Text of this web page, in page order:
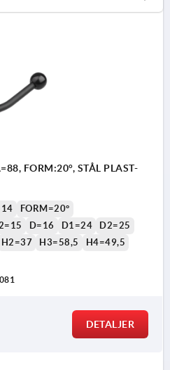
FORM:20°, STÅL PLAST-
FORM=20°
D=16 D1=24
D2=25
H2=37 H3=58,5
H4=49,5
DETALJER